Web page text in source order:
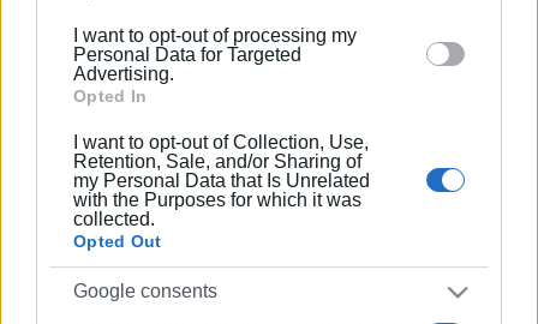
section.
I want to opt-out of processing my
Personal Data for Targeted
Advertising.
Opted In
I want to opt-out of Collection, Use,
Retention, Sale, and/or Sharing of
my Personal Data that Is Unrelated
with the Purposes for which it was
collected.
Opted Out
Google consents